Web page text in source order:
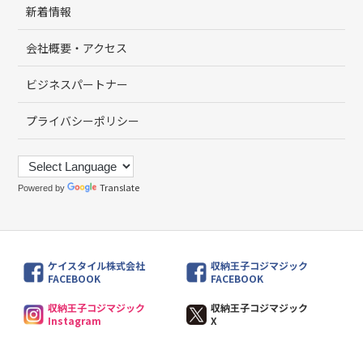
新着情報
会社概要・アクセス
ビジネスパートナー
プライバシーポリシー
Powered by Translate
ケイスタイル株式会社
FACEBOOK
収納王子コジマジック
FACEBOOK
収納王子コジマジック
Instagram
収納王子コジマジック
X